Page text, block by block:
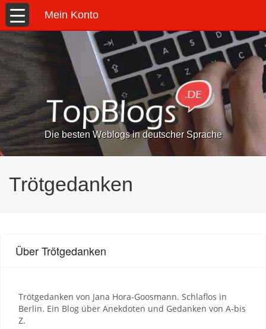
Mein Konto
Die besten Weblogs in deutscher Sprache
Trötgedanken
Über Trötgedanken
Trötgedanken von Jana Hora-Goosmann. Schlaflos in
Berlin. Ein Blog über Anekdoten und Gedanken von A-bis
Z.